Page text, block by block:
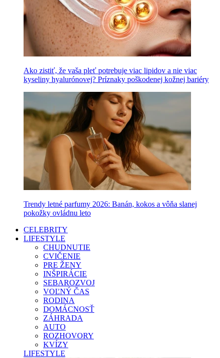
Ako zistiť, že vaša pleť potrebuje viac lipidov a nie viac
kyseliny hyalurónovej? Príznaky poškodenej kožnej bariéry
Trendy letné parfumy 2026: Banán, kokos a vôňa slanej
pokožky ovládnu leto
CELEBRITY
LIFESTYLE
CHUDNUTIE
CVIČENIE
PRE ŽENY
INŠPIRÁCIE
SEBAROZVOJ
VOĽNÝ ČAS
RODINA
DOMÁCNOSŤ
ZÁHRADA
AUTO
ROZHOVORY
KVÍZY
LIFESTYLE